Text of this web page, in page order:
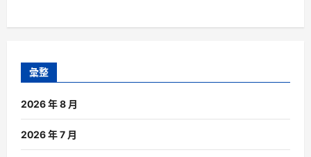
彙整
2026 年 8 月
2026 年 7 月